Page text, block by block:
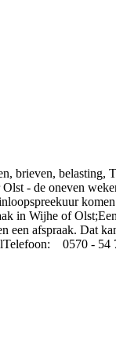
belasting,
- de oneven
in Wijhe of
een afspraak. Dat
0570 - 54